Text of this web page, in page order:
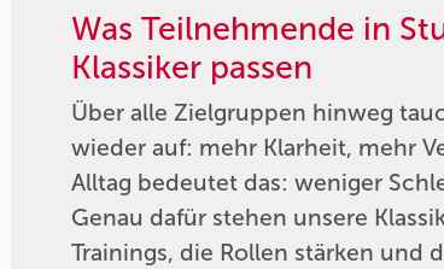
Was Teilnehmende in
Klassiker passen
Über alle Zielgruppen hinweg
wieder auf: mehr Klarheit, mehr
Alltag bedeutet das: weniger
Genau dafür stehen unsere
Trainings, die Rollen stärken und